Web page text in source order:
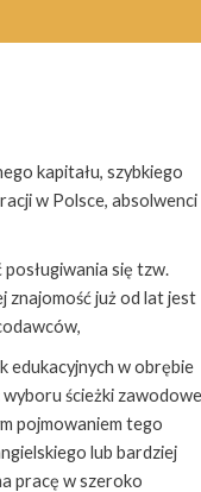
kapitału, szybkiego
w Polsce, absolwenci
się tzw.
znajomość już od lat jest
edukacyjnych w obrębie
ścieżki
pojmowaniem tego
lub bardziej
pracę w szeroko